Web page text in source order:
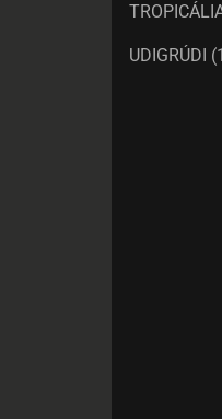
UDIGRÚDI